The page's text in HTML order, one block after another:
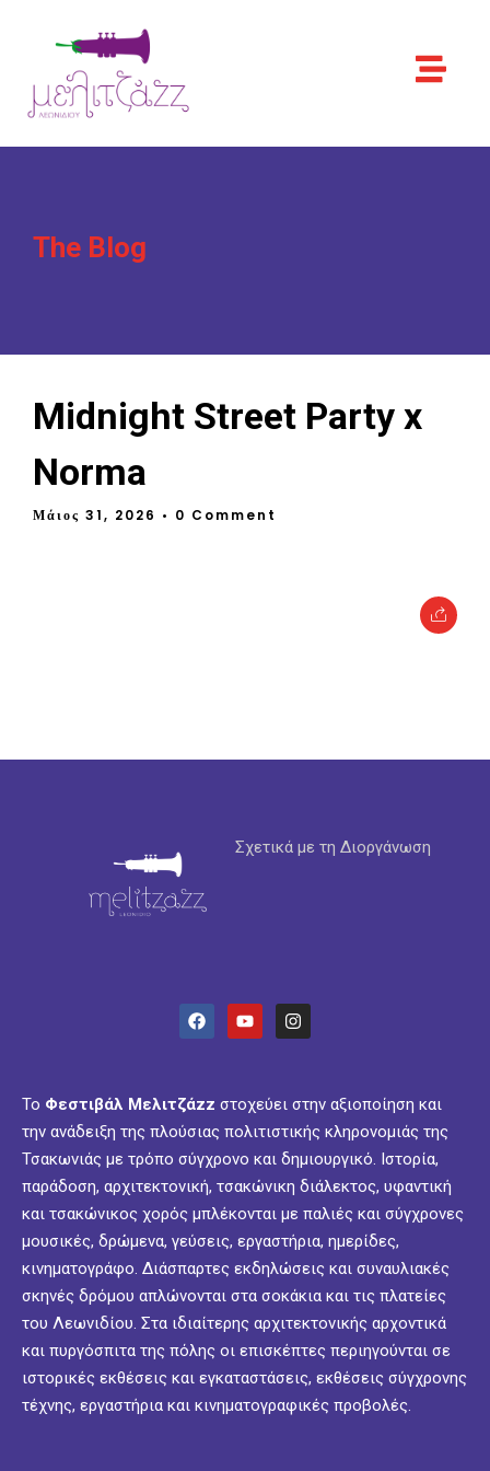
The Blog
Midnight Street Party x
Norma
Μάιος 31, 2026 • 0 Comment
Σχετικά με τη Διοργάνωση
Το Φεστιβάλ Μελιτζάzz στοχεύει στην αξιοποίηση και
την ανάδειξη της πλούσιας πολιτιστικής κληρονομιάς της
Τσακωνιάς με τρόπο σύγχρονο και δημιουργικό. Ιστορία,
παράδοση, αρχιτεκτονική, τσακώνικη διάλεκτος, υφαντική
και τσακώνικος χορός μπλέκονται με παλιές και σύγχρονες
μουσικές, δρώμενα, γεύσεις, εργαστήρια, ημερίδες,
κινηματογράφο. Διάσπαρτες εκδηλώσεις και συναυλιακές
σκηνές δρόμου απλώνονται στα σοκάκια και τις πλατείες
του Λεωνιδίου. Στα ιδιαίτερης αρχιτεκτονικής αρχοντικά
και πυργόσπιτα της πόλης οι επισκέπτες περιηγούνται σε
ιστορικές εκθέσεις και εγκαταστάσεις, εκθέσεις σύγχρονης
τέχνης, εργαστήρια και κινηματογραφικές προβολές.